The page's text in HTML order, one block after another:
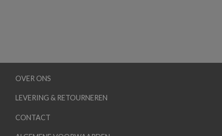
OVER ONS
LEVERING & RETOURNEREN
CONTACT